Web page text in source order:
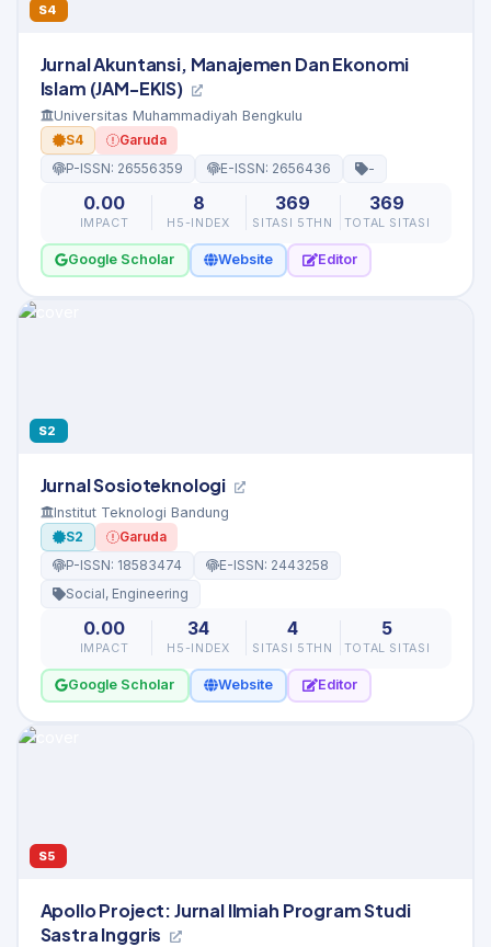
S4
Jurnal Akuntansi, Manajemen Dan Ekonomi
Islam (JAM-EKIS)
Universitas Muhammadiyah Bengkulu
S4
Garuda
P-ISSN: 26556359
E-ISSN: 2656436 -
0.00
IMPACT
8
H5-INDEX
369
SITASI 5THN
369
TOTAL SITASI
Google Scholar Website Editor
S2
Jurnal Sosioteknologi
Institut Teknologi Bandung
S2
Garuda
P-ISSN: 18583474
E-ISSN: 2443258
Social, Engineering
0.00
IMPACT
34
H5-INDEX
4
SITASI 5THN
5
TOTAL SITASI
Google Scholar Website Editor
S5
Apollo Project: Jurnal Ilmiah Program Studi
Sastra Inggris